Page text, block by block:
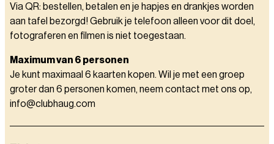
Via QR: bestellen, betalen en je hapjes en drankjes worden
aan tafel bezorgd! Gebruik je telefoon alleen voor dit doel,
fotograferen en filmen is niet toegestaan.
Maximum van 6 personen
Je kunt maximaal 6 kaarten kopen. Wil je met een groep
groter dan 6 personen komen, neem contact met ons op,
info@clubhaug.com